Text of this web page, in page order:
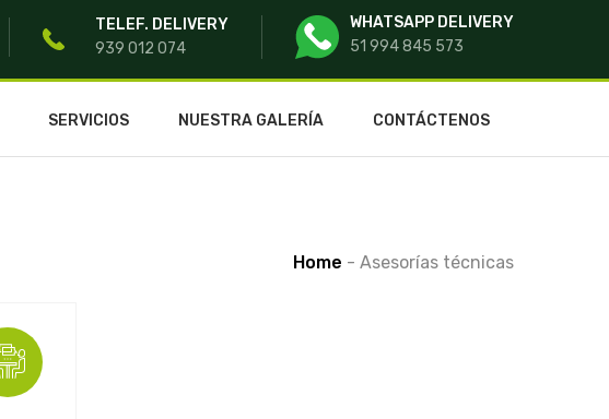
TELEF. DELIVERY
939 012 074
WHATSAPP DELIVERY
51 994 845 573
SERVICIOS NUESTRA GALERÍA CONTÁCTENOS
Home - Asesorías técnicas